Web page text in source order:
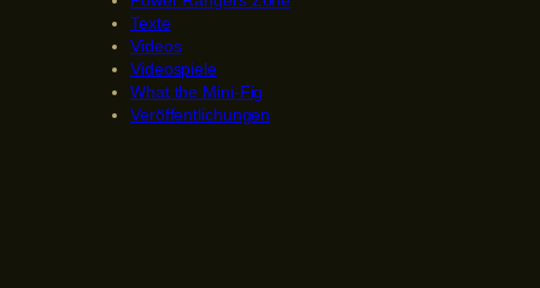
Texte
Videos
Videospiele
What the Mini-Fig
Veröffentlichungen